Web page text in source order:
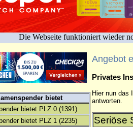
Die Webseite funktioniert wieder
bietet
bietet PLZ 0 (1391)
bietet PLZ 1 (2235)
Angebot
Privates
Hier nun das
antworten.
Seriöse